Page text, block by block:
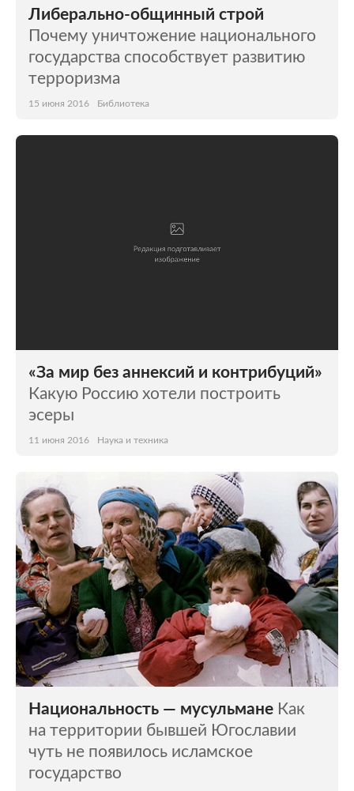
Либерально-общинный строй
Почему уничтожение национального
государства способствует развитию
терроризма
15 июня 2016 Библиотека
«За мир без аннексий и контрибуций»
Какую Россию хотели построить
эсеры
11 июня 2016 Наука и техника
Национальность — мусульмане Как
на территории бывшей Югославии
чуть не появилось исламское
государство